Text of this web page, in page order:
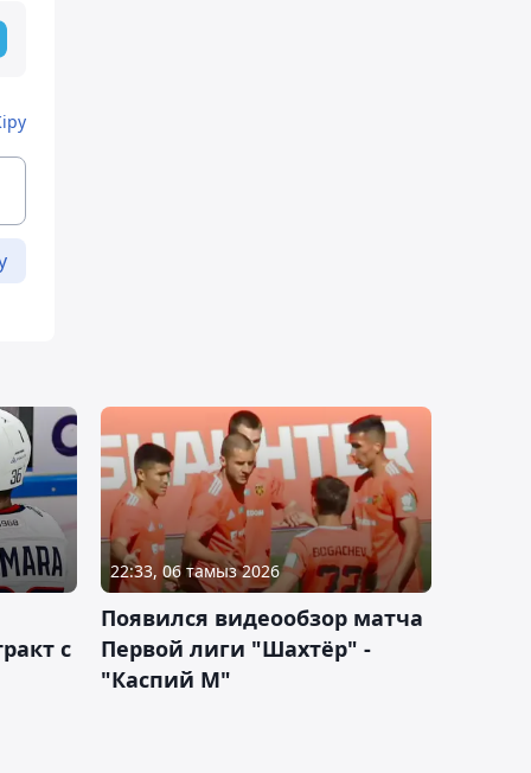
с
22:33, 06 тамыз 2026
Появился видеообзор матча
Первой лиги "Шахтёр" -
"Каспий М"